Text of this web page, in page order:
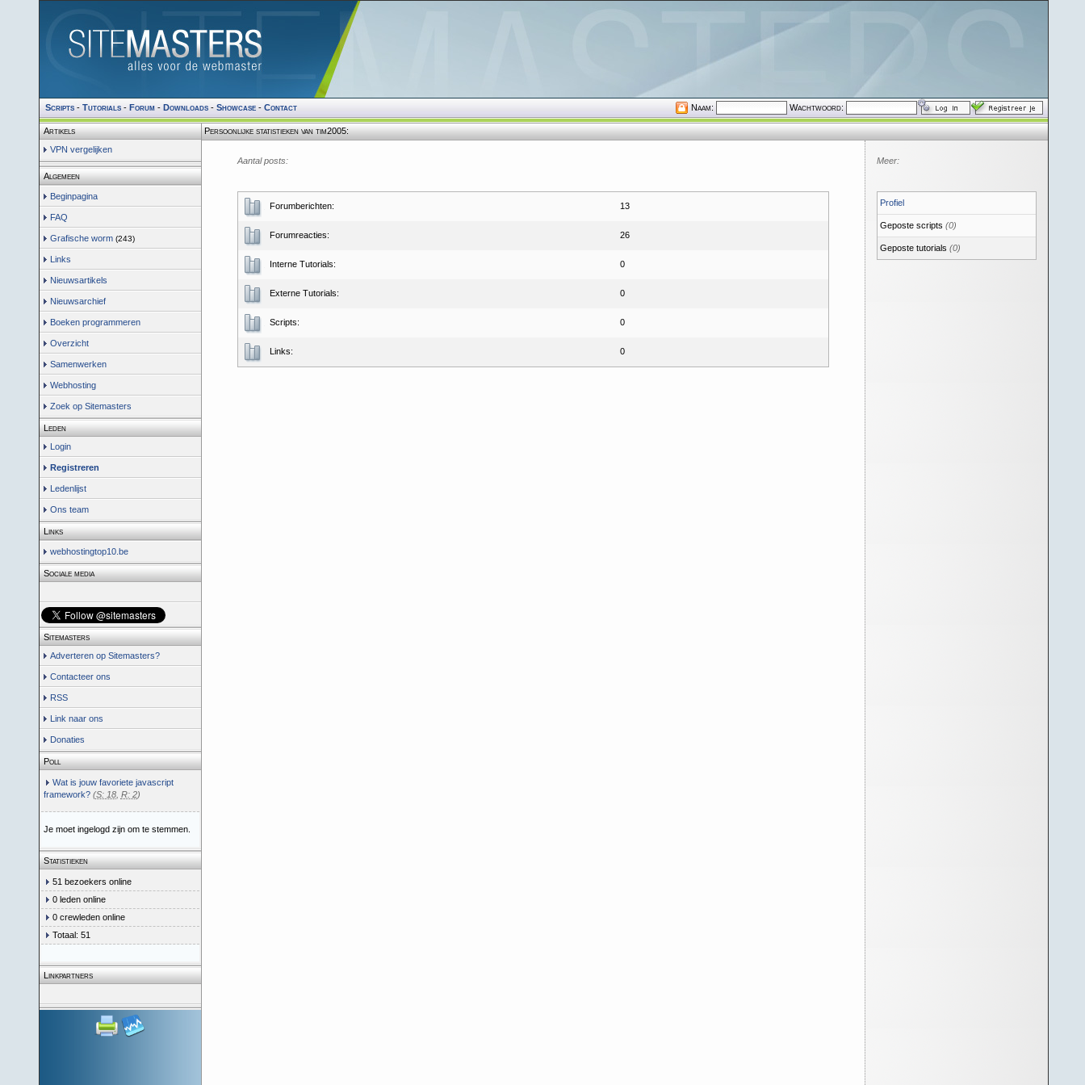
Scripts- Tutorials- Forum- Downloads- Showcase- Contact Naam: Wachtwoord:
Artikels
VPN vergelijken
Algemeen
Beginpagina
FAQ
Grafische worm (243)
Links
Nieuwsartikels
Nieuwsarchief
Boeken programmeren
Overzicht
Samenwerken
Webhosting
Zoek op Sitemasters
Leden
Login
Registreren
Ledenlijst
Ons team
Links
webhostingtop10.be
Sociale media
Sitemasters
Adverteren op Sitemasters?
Contacteer ons
RSS
Link naar ons
Donaties
Poll
Wat is jouw favoriete javascript
framework? (S: 18, R: 2)
Je moet ingelogd zijn om te stemmen.
Statistieken
51 bezoekers online
0 leden online
0 crewleden online
Totaal: 51
Linkpartners
Persoonlijke statistieken van tim2005:
Aantal posts:
Forumberichten: 13
Forumreacties: 26
Interne Tutorials: 0
Externe Tutorials: 0
Scripts: 0
Links: 0
Meer:
Profiel
Geposte scripts (0)
Geposte tutorials (0)